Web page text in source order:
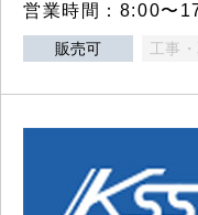
営業時間：8:00〜
販売可 工事